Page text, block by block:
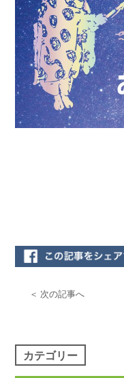
＜ 次の記事へ
カテゴリー